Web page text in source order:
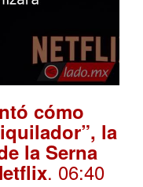
cómo
la
la Serna
. 06:40